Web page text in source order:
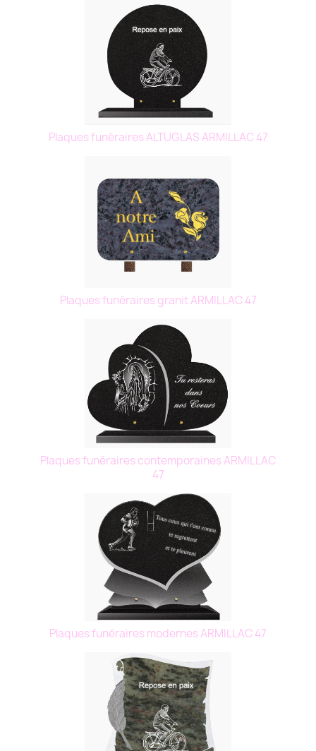
Plaques funéraires ALTUGLAS ARMILLAC 47
Plaques funéraires granit ARMILLAC 47
Plaques funéraires contemporaines ARMILLAC
47
Plaques funéraires modernes ARMILLAC 47